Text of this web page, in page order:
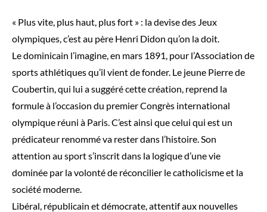
« Plus vite, plus haut, plus fort » : la devise des Jeux
olympiques, c’est au père Henri Didon qu’on la doit.
Le dominicain l’imagine, en mars 1891, pour l’Association de
sports athlétiques qu’il vient de fonder. Le jeune Pierre de
Coubertin, qui lui a suggéré cette création, reprend la
formule à l’occasion du premier Congrès international
olympique réuni à Paris. C’est ainsi que celui qui est un
prédicateur renommé va rester dans l’histoire. Son
attention au sport s’inscrit dans la logique d’une vie
dominée par la volonté de réconcilier le catholicisme et la
société moderne.
Libéral, républicain et démocrate, attentif aux nouvelles